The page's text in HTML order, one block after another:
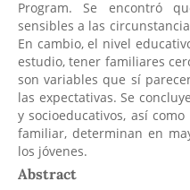
Program. Se encontró
sensibles a las
En cambio, el nivel
estudio, tener familiares
son variables que sí
las expectativas. Se
y socioeducativos, así
familiar, determinan en
los jóvenes.
Abstract